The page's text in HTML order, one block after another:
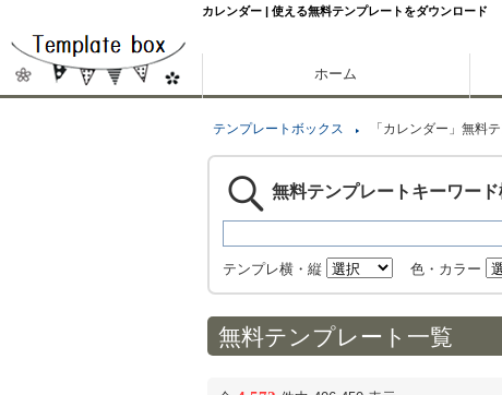
カレンダー | 使える無料テンプレートをダウンロード
ホーム
テンプレートボックス 「カレンダー」無料
無料テンプレートキーワー
テンプレ横・縦 色・カラー
無料テンプレート一覧